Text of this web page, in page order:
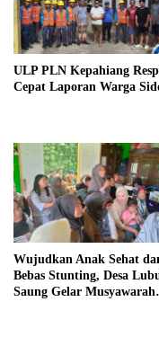
ULP PLN Kepahiang
Cepat Laporan Warga
Wujudkan Anak Sehat
Bebas Stunting, Desa
Saung Gelar Musyawarah